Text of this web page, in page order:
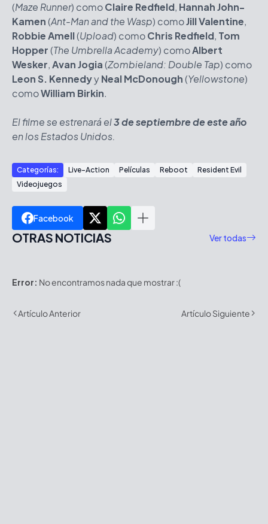
(Maze Runner) comoClaire Redfield, Hannah John-
Kamen(Ant-Man and the Wasp) comoJill Valentine,
Robbie Amell(Upload) comoChris Redfield, Tom
Hopper(The Umbrella Academy) comoAlbert
Wesker,Avan Jogia(Zombieland: Double Tap) como
Leon S. KennedyyNeal McDonough(Yellowstone)
comoWilliam Birkin.
El filme se estrenará el3 de septiembre de este año
en los Estados Unidos.
Categorías: Live-Action Películas Reboot
Resident Evil
Videojuegos
Facebook
OTRAS NOTICIAS Ver todas
Error: No encontramos nada que mostrar :(
Artículo Anterior Artículo Siguiente